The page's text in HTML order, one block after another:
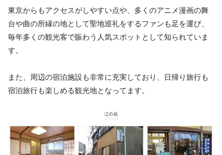
東京からもアクセスがしやすい点や、多くのアニメ漫画の舞
台や曲の所縁の地として聖地巡礼をするファンも足を運び、
毎年多くの観光客で賑わう人気スポットとして知られていま
す。
また、周辺の宿泊施設も非常に充実しており、日帰り旅行も
宿泊旅行も楽しめる観光地となってます。